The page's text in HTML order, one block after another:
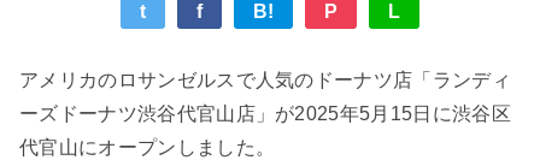
t f B! P L
アメリカのロサンゼルスで人気のドーナツ店「ランディ
ーズドーナツ渋谷代官山店」が2025年5月15日に渋谷区
代官山にオープンしました。